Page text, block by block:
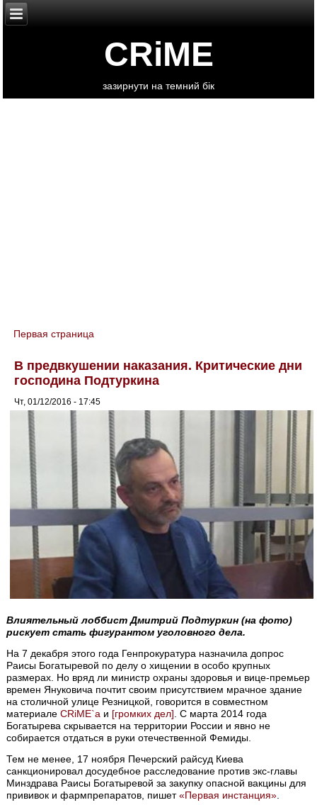
CRiME
зазирнути на темний бік
You are here
Первая страница
В предвкушении наказания. Критические дни
господина Подтуркина
Чт, 01/12/2016 - 17:45
Влиятельный лоббист Дмитрий Подтуркин (на фото)
рискует стать фигурантом уголовного дела.
На 7 декабря этого года Генпрокуратура назначила допрос
Раисы Богатыревой по делу о хищении в особо крупных
размерах. Но вряд ли министр охраны здоровья и вице-премьер
времен Януковича почтит своим присутствием мрачное здание
на столичной улице Резницкой, говорится в совместном
материалеCRiME`a и [громких дел] . С марта 2014 года
Богатырева скрывается на территории России и явно не
собирается отдаться в руки отечественной Фемиды.
Тем не менее, 17 ноября Печерский райсуд Киева
санкционировал досудебное расследование против экс-главы
Минздрава Раисы Богатыревой за закупку опасной вакцины для
прививок и фармпрепаратов, пишет«Первая инстанция»